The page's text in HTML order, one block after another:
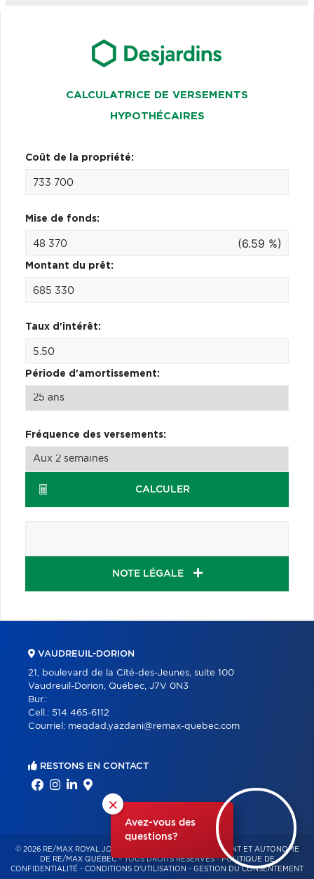
CALCULATRICE DE VERSEMENTS
HYPOTHÉCAIRES
Coût de la propriété:
Mise de fonds:
(6.59 %)
Montant du prêt:
Taux d'intérêt:
Période d'amortissement:
Fréquence des versements:
CALCULER
NOTE LÉGALE
×
Avez-vous des
questions?
VAUDREUIL-DORION
21, boulevard de la Cité-des-Jeunes, suite 100
Vaudreuil-Dorion, Québec, J7V 0N3
Bur.:
Cell.: 514 465-6112
Courriel: meqdad.yazdani@remax-quebec.com
RESTONS EN CONTACT
© 2026 RE/MAX ROYAL JORDAN – FRANCHISÉ INDÉPENDANT ET AUTONOME
DE RE/MAX QUÉBEC – TOUS DROITS RÉSERVÉS -POLITIQUE DE
CONFIDENTIALITÉ - CONDITIONS D'UTILISATION - GESTION DU CONSENTEMENT